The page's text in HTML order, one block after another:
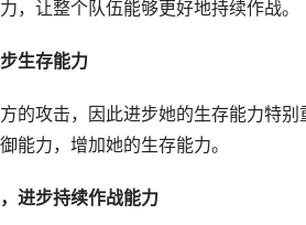
，让整个队伍能够更好地持续作战。
生存能力
的攻击，因此进步她的生存能力特别
能力，增加她的生存能力。
进步持续作战能力